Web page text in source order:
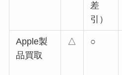
差
引）
Apple製
品買取
△ ○